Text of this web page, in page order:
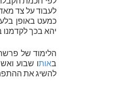
לעבוד על צד
כמעט באופן
יהא בכך לקדמנו
הלימוד של
באותו שבוע
להשיג את